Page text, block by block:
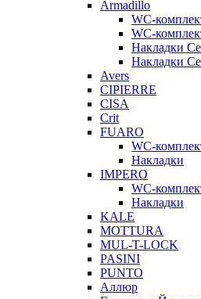
Armadillo
WC-
WC-
Накладки
Накладки
Avers
CIPIERRE
CISA
Crit
FUARO
WC-
Накладки
IMPERO
WC-
Накладки
KALE
MOTTURA
MUL-T-LOCK
PASINI
PUNTO
Аллюр